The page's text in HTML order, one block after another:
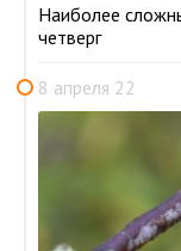
Наиболее
четверг
8 апреля 22